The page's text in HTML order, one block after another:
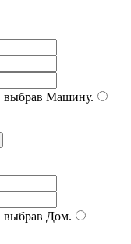
выбрав Машину.
выбрав Дом.